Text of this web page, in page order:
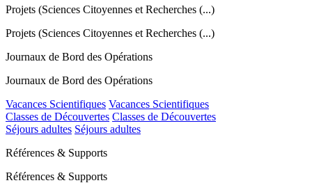
Projets (Sciences Citoyennes et Recherches (...)
Projets (Sciences Citoyennes et Recherches (...)
Journaux de Bord des Opérations
Journaux de Bord des Opérations
Vacances Scientifiques Vacances Scientifiques
Classes de Découvertes Classes de Découvertes
Séjours adultes Séjours adultes
Références & Supports
Références & Supports